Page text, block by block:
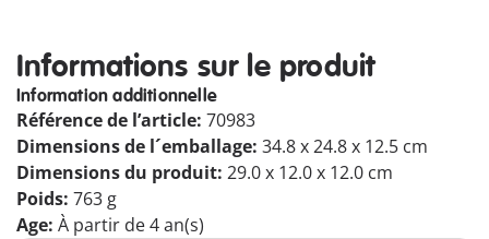
Informations sur le produit
Information additionnelle
Référence de l’article: 70983
Dimensions de l´emballage: 34.8 x 24.8 x 12.5 cm
Dimensions du produit: 29.0 x 12.0 x 12.0 cm
Poids: 763 g
Age: À partir de 4 an(s)